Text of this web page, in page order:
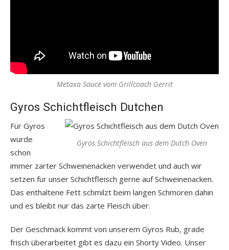
Metaxa Sauce vom Grillcoach Gerrit
Gyros Schichtfleisch Dutchen
Gyros Schichtfleisch aus dem Dutch Oven
Für Gyros
wurde
schon
immer zarter Schweinenacken verwendet und auch wir
setzen für unser Schichtfleisch gerne auf Schweinenacken.
Das enthaltene Fett schmilzt beim langen Schmoren dahin
und es bleibt nur das zarte Fleisch über.
Der Geschmack kommt von unserem Gyros Rub, grade
frisch überarbeitet gibt es dazu ein Shorty Video. Unser